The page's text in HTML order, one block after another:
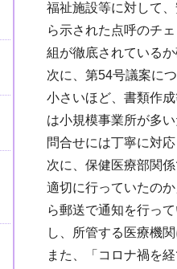
福祉施設等に対して
ら示された点呼のチ
組が徹底されている
次に、第54号議案に
小さいほど、書類作
は小規模事業所が多
問合せには丁寧に対
次に、保健医療部関
適切に行っていたの
ら郵送で通知を行っ
し、所管する医療機
また、「コロナ禍を